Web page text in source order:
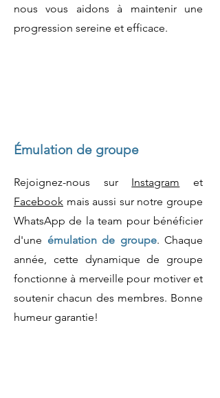
nous vous aidons à maintenir une
progression sereine et efficace.
Émulation de groupe
Rejoignez-nous sur Instagram
et
Facebook mais aussi sur notre groupe
WhatsApp de la team pour bénéficier
d'une émulation de groupe. Chaque
année, cette dynamique de groupe
fonctionne à merveille pour motiver et
soutenir chacun des membres. Bonne
humeur garantie!